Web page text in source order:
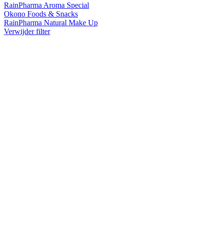
RainPharma Aroma Special
Okono Foods & Snacks
RainPharma Natural Make Up
Verwijder filter